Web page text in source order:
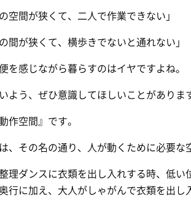
空間が狭くて、二人で作業できない」
間が狭くて、横歩きでないと通れない」
を感じながら暮らすのはイヤですよね。
よう、ぜひ意識してほしいことがありま
作空間』です。
、その名の通り、人が動くために必要な
理ダンスに衣類を出し入れする時、低
行に加え、大人がしゃがんで衣類を出し